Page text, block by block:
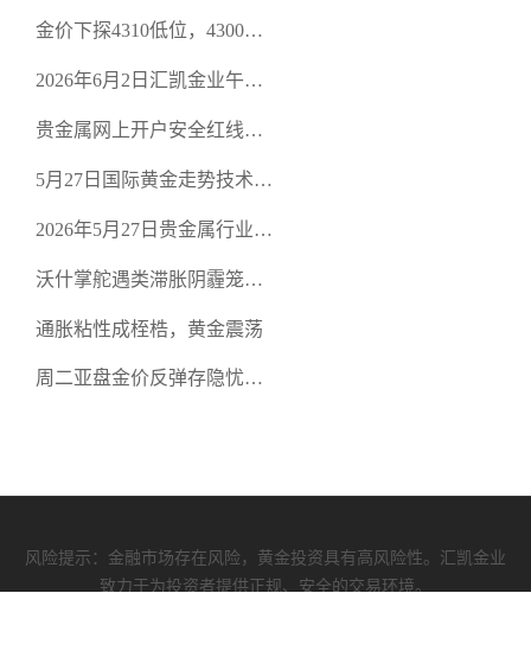
金价下探4310低位，4300关
2026年6月2日汇凯金业午盘
空头清算算法如何布防？
贵金属网上开户安全红线：
恶意洗盘陷阱
5月27日国际黄金走势技术盘
规黄金平台全方位行情解析
2026年5月27日贵金属行业新
正规贵金属开户平台迎开户
热潮
沃什掌舵遇类滞胀阴霾笼
通胀粘性成桎梏，黄金震荡
周二亚盘金价反弹存隐忧，
风险提示：金融市场存在风险，黄金投资具有高风险性。汇凯金业
致力于为投资者提供正规、安全的交易环境。